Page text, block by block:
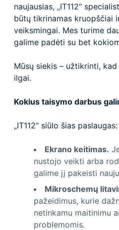
naujausias, „IT112“
būtų tikrinamas kruopščiai
veiksmingai. Mes turime
galime padėti su bet
Mūsų siekis – užtikrinti,
ilgai.
Kokius taisymo darbus
„IT112“ siūlo šias paslaugas:
Ekrano keitimas.
nustojo veikti arba
galime jį pakeisti
Mikroschemų
pažeidimus, kurie
netinkamu maitinimu
problemomis.